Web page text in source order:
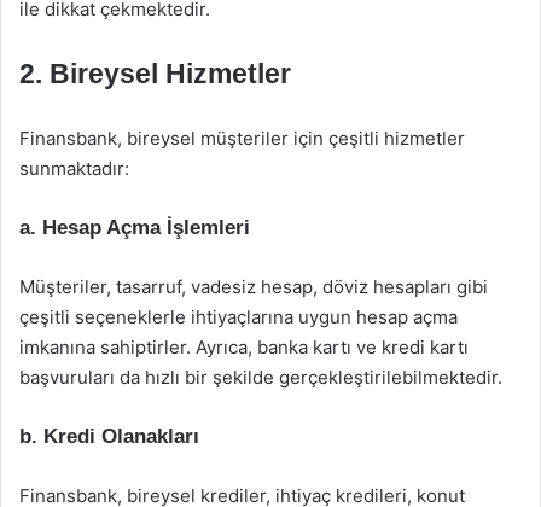
ile dikkat çekmektedir.
2. Bireysel Hizmetler
Finansbank, bireysel müşteriler için çeşitli hizmetler
sunmaktadır:
a. Hesap Açma İşlemleri
Müşteriler, tasarruf, vadesiz hesap, döviz hesapları gibi
çeşitli seçeneklerle ihtiyaçlarına uygun hesap açma
imkanına sahiptirler. Ayrıca, banka kartı ve kredi kartı
başvuruları da hızlı bir şekilde gerçekleştirilebilmektedir.
b. Kredi Olanakları
Finansbank, bireysel krediler, ihtiyaç kredileri, konut